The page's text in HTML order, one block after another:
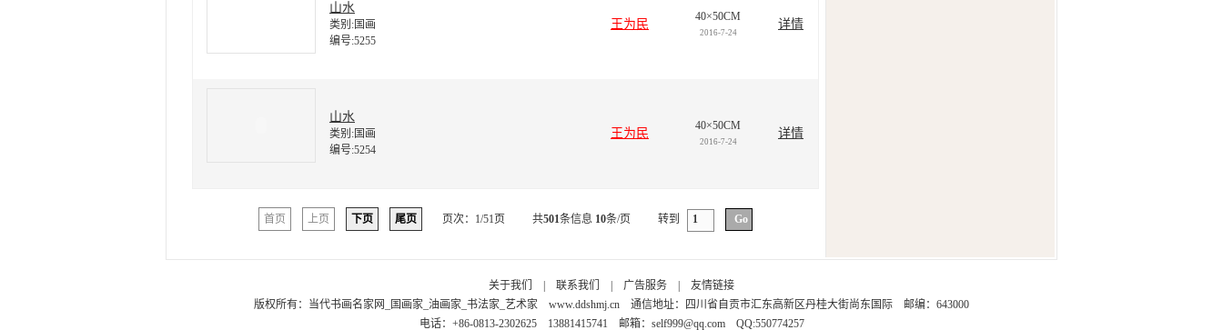
山水
类别:国画
编号:5255
王为民
40×50CM
2016-7-24
详情
山水
类别:国画
编号:5254
王为民
40×50CM
2016-7-24
详情
首页 上页 下页 尾页 页次：1/51页 共501条信息 10条/页 转到
关于我们 联系我们 广告服务
友情链接
版权所有： 当代书画名家网_国画家_油画家_书法家_艺术家 www.ddshmj.cn 通信地址：四川省自贡市汇东高新区丹桂大街尚东国际 邮编：643000
电话：+86-0813-2302625 13881415741 邮箱： self999@qq.comQQ:550774257